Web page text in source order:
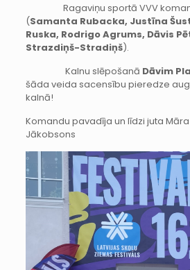
Ragaviņu sportā VVV
(Samanta Rubacka, Justīna
Ruska, Rodrigo Agrums, Dāvis
Strazdiņš-Stradiņš).
Kalnu slēpošanā Dāvim
šāda veida sacensību pieredze
kalnā!
Komandu pavadīja un līdzi juta
Jākobsons